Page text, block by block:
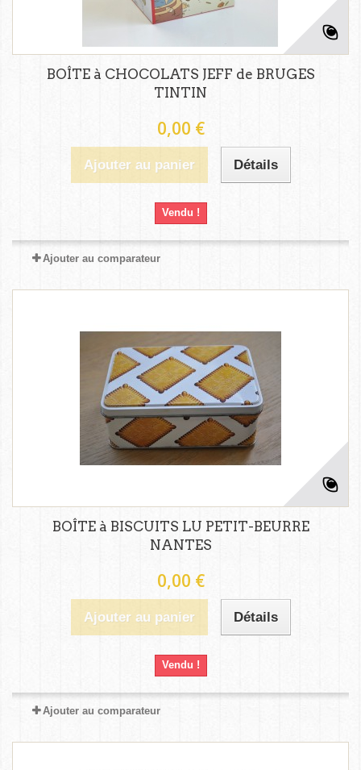
BOÎTE à CHOCOLATS JEFF de BRUGES
TINTIN
0,00 €
Ajouter au panier Détails
Vendu !
Ajouter au comparateur
BOÎTE à BISCUITS LU PETIT-BEURRE
NANTES
0,00 €
Ajouter au panier Détails
Vendu !
Ajouter au comparateur